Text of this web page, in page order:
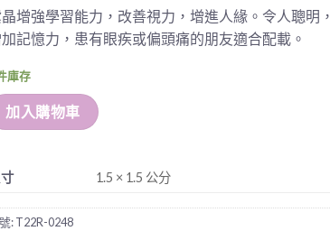
增強學習能力，改善視力，增進人緣。令人聰明，
記憶力，患有眼疾或偏頭痛的朋友適合配載。
庫存
加入購物車
1.5 × 1.5 公分
:T22R-0248